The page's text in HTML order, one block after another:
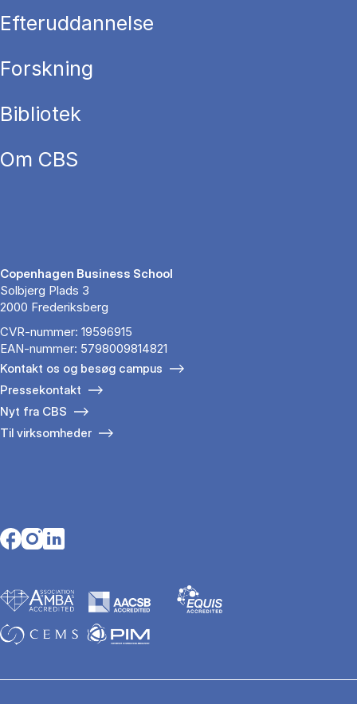
Efteruddannelse
Forskning
Bibliotek
Om CBS
Copenhagen Business School
Solbjerg Plads 3
2000 Frederiksberg
CVR-nummer: 19596915
EAN-nummer: 5798009814821
Kontakt os og besøg campus
Pressekontakt
Nyt fra CBS
Til virksomheder
Opens in a new tab
Opens in a new tab
Opens in a new tab